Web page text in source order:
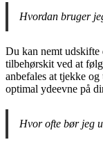
Hvordan bruger
Du kan nemt udskifte
tilbehørskit ved at
anbefales at tjekke
optimal ydeevne på
Hvor ofte bør jeg